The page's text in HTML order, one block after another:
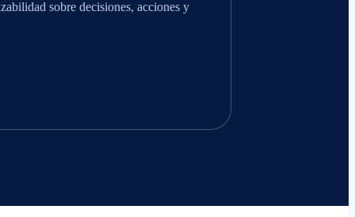
sobre decisiones, acciones y